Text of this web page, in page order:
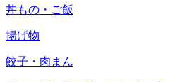
丼もの・ご飯
揚げ物
餃子・肉まん